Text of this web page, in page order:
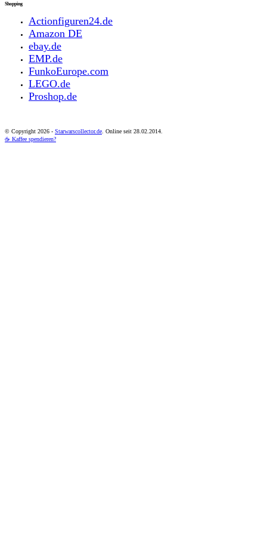
Shopping
Actionfiguren24.de
Amazon DE
ebay.de
EMP.de
FunkoEurope.com
LEGO.de
Proshop.de
© Copyright 2026 - Starwarscollector.de . Online seit 28.02.2014.
☕ Kaffee spendieren?